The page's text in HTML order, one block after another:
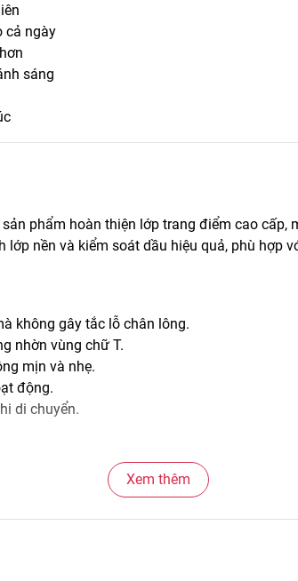
cả ngày
sáng
sản phẩm hoàn thiện lớp trang điểm cao
lớp nền và kiểm soát dầu hiệu quả, phù hợp
không gây tắc lỗ chân lông.
nhờn vùng chữ T.
mịn và nhẹ.
động.
di chuyển.
điểm khác để hoàn thiện tổng thể gương mặt.
Xem thêm